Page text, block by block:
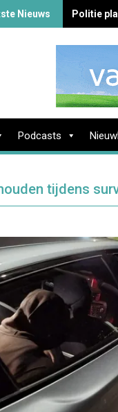
Nieuws Politie
Podcasts
tijdens